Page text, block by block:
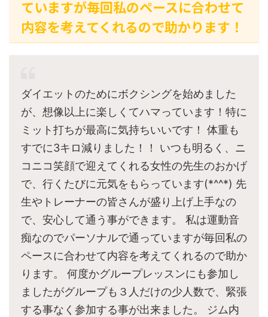
ていますが毎回私のペースに合わせて
内容を考えてくれるので助かります！
ダイエットのためにボクシングを始めました
が、想像以上に楽しくてハマっています！特に
ミット打ちが最高に気持ちいいです！ 体重も
すでに3キロ減りました！！ いつも明るく、ニ
コニコ笑顔で迎えてくれる女性の先生のおかげ
で、行くたびに元気をもらっています(*^^*) 先
生やトレーナーの皆さんが盛り上げ上手なの
で、安心して通う事ができます。 私は運動音
痴なのでパーソナルで通っていますが毎回私の
ペースに合わせて内容を考えてくれるので助か
ります。 何度かグループレッスンにも参加し
ましたがグループも３人だけの少人数で、緊張
する事なく参加する事が出来ました。 ジム内